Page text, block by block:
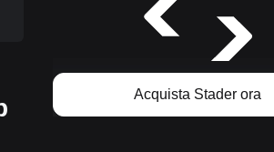
Acquista Stader ora